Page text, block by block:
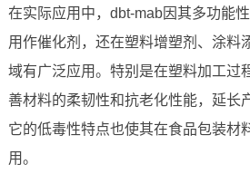
在实际应用中，dbt-mab因其多功能
用作催化剂，还在塑料增塑剂、涂料
域有广泛应用。特别是在塑料加工过
善材料的柔韧性和抗老化性能，延长
它的低毒性特点也使其在食品包装材
用。